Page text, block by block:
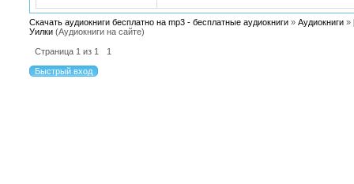
Скачать аудиокниги бесплатно на mp3 - бесплатные аудиокниги » Аудиокниги »
Уилки (Аудиокниги на сайте)
Страница 1 из 1 1